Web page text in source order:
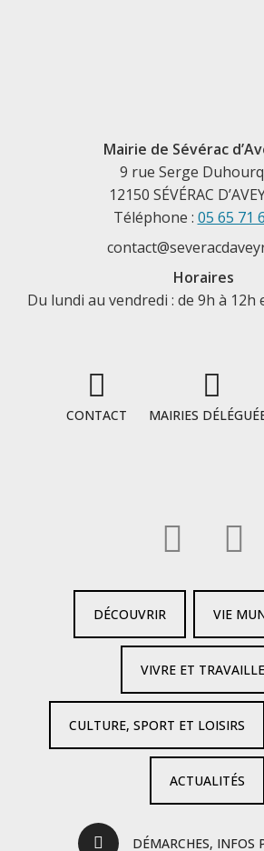
Mairie de Sévérac
9 rue Serge
12150 SÉVÉRAC
Téléphone : 05 65 71
Horaires
Du lundi au vendredi : de 9h à 12h
CONTACT MAIRIES
DÉCOUVRIR VIE
VIVRE ET
CULTURE, SPORT ET LOISIRS
ACTUALITÉS
DÉMARCHES, INFOS